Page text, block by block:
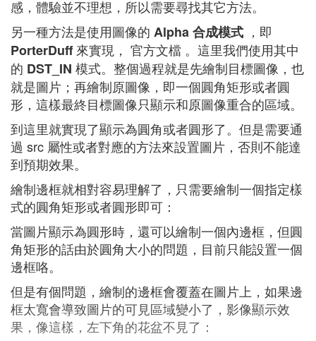
感，體驗並不理想，所以需要尋找其它方法。
另一種方法是使用圖像的 Alpha 合成模式 ，即
PorterDuff來實現， 官方文檔 。這里我們使用其中
的 DST_IN 模式。整個過程就是先繪制目標圖像，也
就是圖片；再繪制原圖像，即一個圓角矩形或者圓
形，這樣最終目標圖像只顯示和原圖像重合的區域。
到這里就實現了顯示為圓角或者圓形了。但是需要通
過 src 屬性或者對應的方法來設置圖片，否則不能達
到預期效果。
繪制邊框就相對容易理解了，只需要繪制一個指定樣
式的圓角矩形或者圓形即可：
當圖片顯示為圓形時，還可以繪制一個內邊框，但圓
角矩形的話由於圓角大小的問題，目前只能設置一個
邊框咯。
但是有個問題，繪制的邊框會覆蓋在圖片上，如果邊
框太寬會導致圖片的可見區域變小了，影像顯示效
果，像這樣，左下角的花盆不見了：